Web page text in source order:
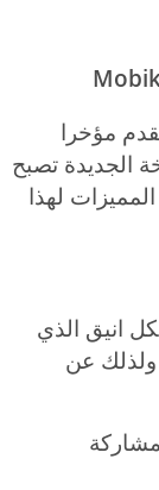
مؤخرا
الجديدة تصبح
المميزات لهذا
انيق الذي
ولذلك عن